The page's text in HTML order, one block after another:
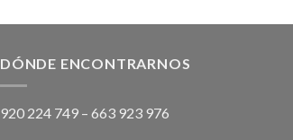
DÓNDE ENCONTRARNOS
920 224 749– 663 923 976